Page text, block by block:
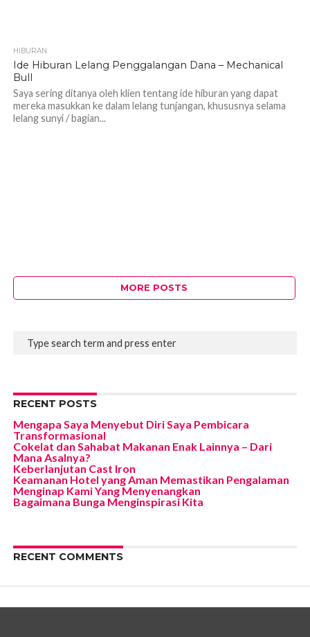
HIBURAN
Ide Hiburan Lelang Penggalangan Dana – Mechanical
Bull
Saya sering ditanya oleh klien tentang ide hiburan yang dapat
mereka masukkan ke dalam lelang tunjangan, khususnya selama
lelang sunyi / bagian...
MORE POSTS
RECENT POSTS
Mengapa Saya Menyebut Diri Saya Pembicara
Transformasional
Cokelat dan Sahabat Makanan Enak Lainnya – Dari
Mana Asalnya?
Keberlanjutan Cast Iron
Keamanan Hotel yang Aman Memastikan Pengalaman
Menginap Kami Yang Menyenangkan
Bagaimana Bunga Menginspirasi Kita
RECENT COMMENTS